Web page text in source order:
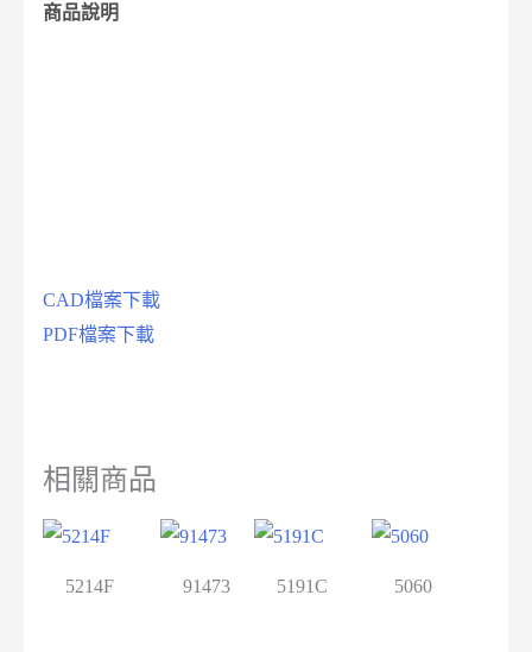
商品說明
CAD檔案下載
PDF檔案下載
相關商品
5214F 91473 5191C 5060